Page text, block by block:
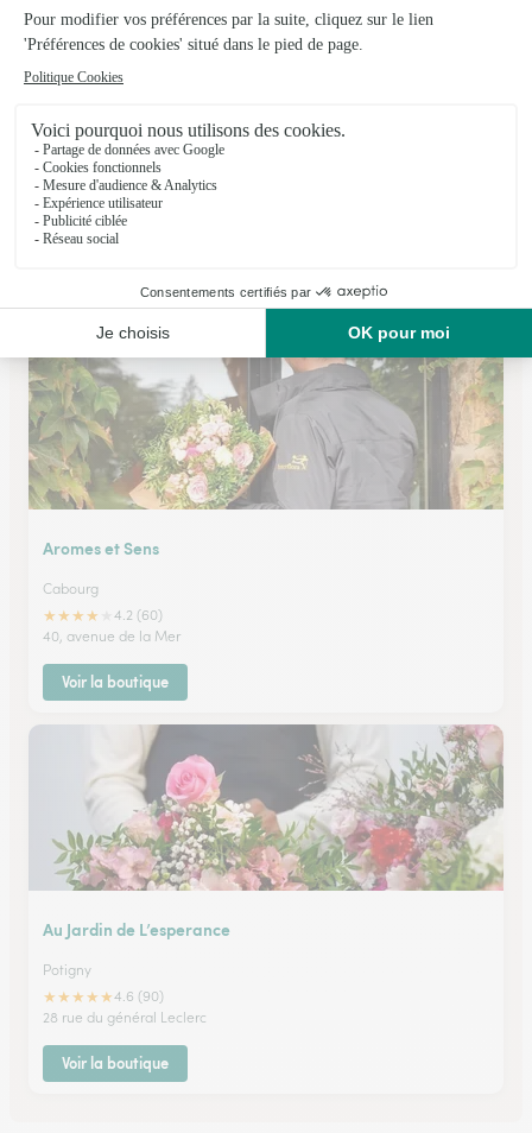
Les Fleurs D’hannah
Houlgate
★★★ ★★4.8 (38)
Voir la boutique
Aromes et Sens
Cabourg
★★★★
4.2 (60)
40, avenue de la Mer
Voir la boutique
Au Jardin de L’esperance
Potigny
★★★★★4.6 (90)
28 rue du général Leclerc
Voir la boutique